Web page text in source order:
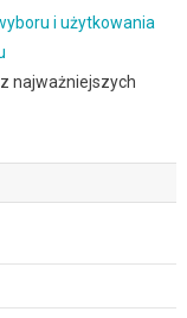
i użytkowania
najważniejszych